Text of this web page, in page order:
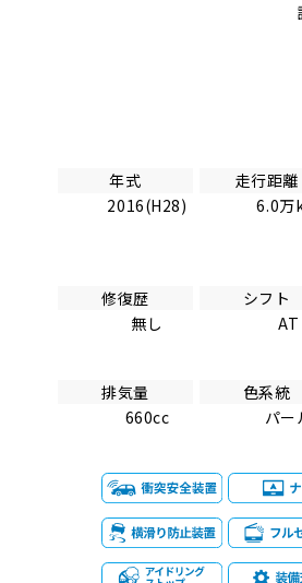
年式
2016(H28)
走行距離
6.0万
修復歴
無し
シフト
AT
排気量
660cc
色系統
パー